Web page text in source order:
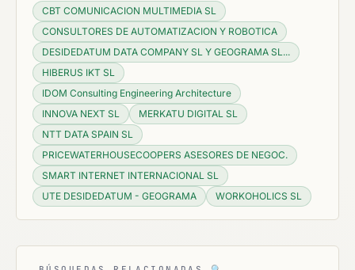
CBT COMUNICACION MULTIMEDIA SL
CONSULTORES DE AUTOMATIZACION Y ROBOTICA
DESIDEDATUM DATA COMPANY SL Y GEOGRAMA SL...
HIBERUS IKT SL
IDOM Consulting Engineering Architecture
INNOVA NEXT SL
MERKATU DIGITAL SL
NTT DATA SPAIN SL
PRICEWATERHOUSECOOPERS ASESORES DE NEGOC.
SMART INTERNET INTERNACIONAL SL
UTE DESIDEDATUM - GEOGRAMA
WORKOHOLICS SL